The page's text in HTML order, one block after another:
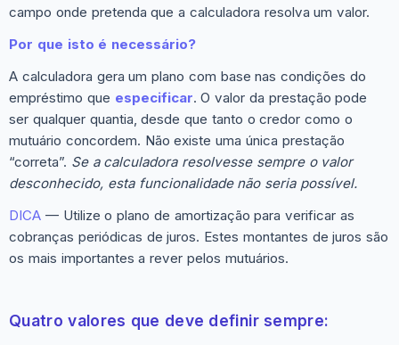
campo onde pretenda que a calculadora resolva um valor.
Por que isto é necessário?
A calculadora gera um plano com base nas condições do
empréstimo que especificar. O valor da prestação pode
ser qualquer quantia, desde que tanto o credor como o
mutuário concordem. Não existe uma única prestação
“correta”. Se a calculadora resolvesse sempre o valor
desconhecido, esta funcionalidade não seria possível.
DICA — Utilize o plano de amortização para verificar as
cobranças periódicas de juros. Estes montantes de juros são
os mais importantes a rever pelos mutuários.
Quatro valores que deve definir sempre: